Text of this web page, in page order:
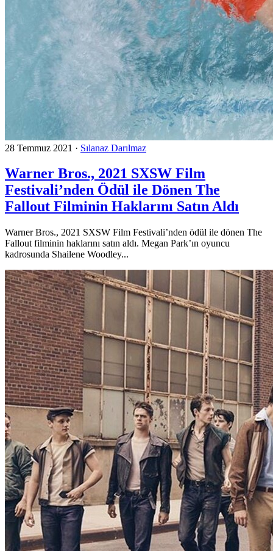
28 Temmuz 2021 · Sılanaz Darılmaz
Warner Bros., 2021 SXSW Film
Festivali’nden Ödül ile Dönen The
Fallout Filminin Haklarını Satın Aldı
Warner Bros., 2021 SXSW Film Festivali’nden ödül ile dönen The
Fallout filminin haklarını satın aldı. Megan Park’ın oyuncu
kadrosunda Shailene Woodley...